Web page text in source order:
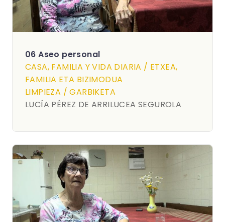
06 Aseo personal
CASA, FAMILIA Y VIDA DIARIA / ETXEA,
FAMILIA ETA BIZIMODUA
LIMPIEZA / GARBIKETA
LUCÍA PÉREZ DE ARRILUCEA SEGUROLA